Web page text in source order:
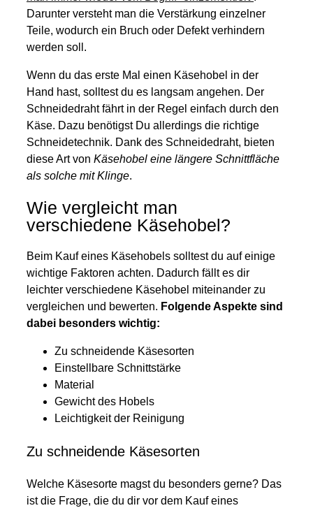
Darunter versteht man die Verstärkung einzelner
Teile, wodurch ein Bruch oder Defekt verhindern
werden soll.
Wenn du das erste Mal einen Käsehobel in der
Hand hast, solltest du es langsam angehen. Der
Schneidedraht fährt in der Regel einfach durch den
Käse. Dazu benötigst Du allerdings die richtige
Schneidetechnik. Dank des Schneidedraht, bieten
diese Art von Käsehobel eine längere Schnittfläche
als solche mit Klinge.
Wie vergleicht man
verschiedene Käsehobel?
Beim Kauf eines Käsehobels solltest du auf einige
wichtige Faktoren achten. Dadurch fällt es dir
leichter verschiedene Käsehobel miteinander zu
vergleichen und bewerten. Folgende Aspekte sind
dabei besonders wichtig:
Zu schneidende Käsesorten
Einstellbare Schnittstärke
Material
Gewicht des Hobels
Leichtigkeit der Reinigung
Zu schneidende Käsesorten
Welche Käsesorte magst du besonders gerne? Das
ist die Frage, die du dir vor dem Kauf eines